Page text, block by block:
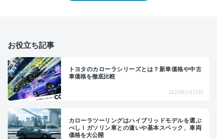
お役立ち記事
トヨタのカローラシリーズとは？新車価格や中古
車価格を徹底比較
2025年2月27日
カローラツーリングはハイブリッドモデルを選ぶ
べし！ガソリン車との違いや基本スペック、車両
価格を大公開